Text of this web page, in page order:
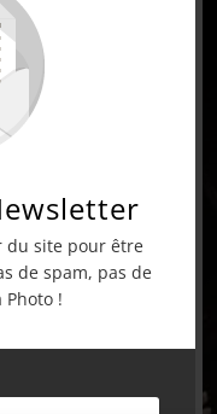
du site pour être
de spam, pas de
!